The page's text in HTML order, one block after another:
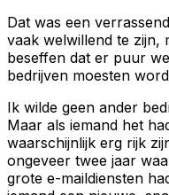
Dat was een
vaak welwillend te zijn,
beseffen dat er puur
bedrijven moesten
Ik wilde geen ander
Maar als iemand het
waarschijnlijk erg rijk
ongeveer twee jaar
grote e-maildiensten